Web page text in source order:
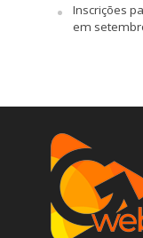
Inscrições
em